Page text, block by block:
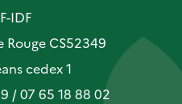
IDF
Rouge CS52349
cedex 1
/ 07 65 18 88 02